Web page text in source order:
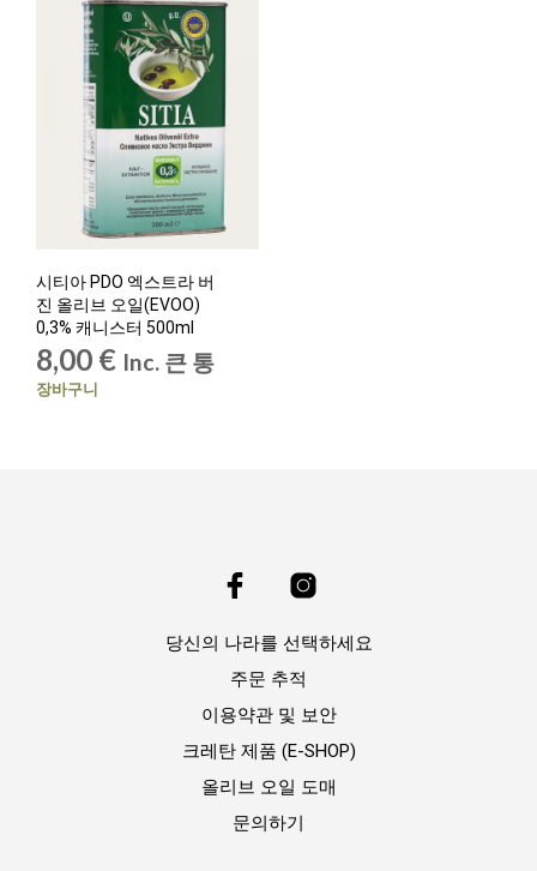
시티아 PDO 엑스트라 버
진 올리브 오일(EVOO)
0,3% 캐니스터 500ml
8,00 € Inc. 큰 통
장바구니
당신의 나라를 선택하세요
주문 추적
이용약관 및 보안
크레탄 제품 (E-SHOP)
올리브 오일 도매
문의하기